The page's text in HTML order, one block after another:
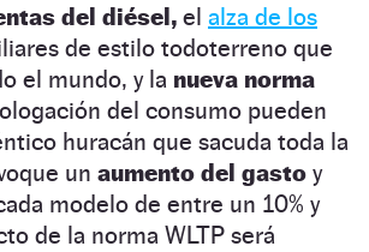
del diésel, el alza de los
de estilo todoterreno que
el mundo, y la nueva norma
del consumo pueden
huracán que sacuda toda la
un aumento del gasto y
modelo de entre un 10% y
de la norma WLTP será